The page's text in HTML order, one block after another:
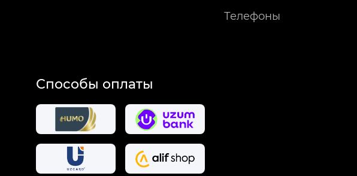
Телефоны
Способы оплаты